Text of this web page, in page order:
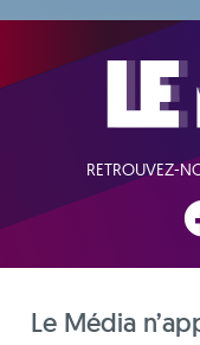
RETROUVEZ-
Le Média